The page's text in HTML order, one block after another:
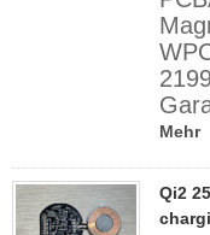
Mehr
Qi2